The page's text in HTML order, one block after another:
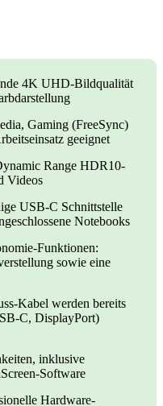
4K UHD-Bildqualität
Gaming (FreeSync)
geeignet
Range HDR10-
Videos
USB-C Schnittstelle
Notebooks
Funktionen:
sowie eine
Kabel werden bereits
C, DisplayPort)
inklusive
Software
Hardware-